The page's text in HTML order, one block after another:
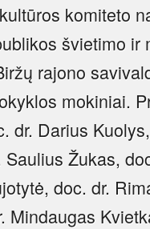
komiteto
švietimo ir
rajono
mokiniai.
dr. Darius
Žukas,
doc. dr.
Mindaugas